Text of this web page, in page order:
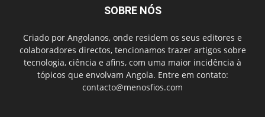
SOBRE NÓS
Criado por Angolanos, onde residem os seus editores e
colaboradores directos, tencionamos trazer artigos sobre
tecnologia, ciência e afins, com uma maior incidência à
tópicos que envolvam Angola. Entre em contato:
contacto@menosfios.com